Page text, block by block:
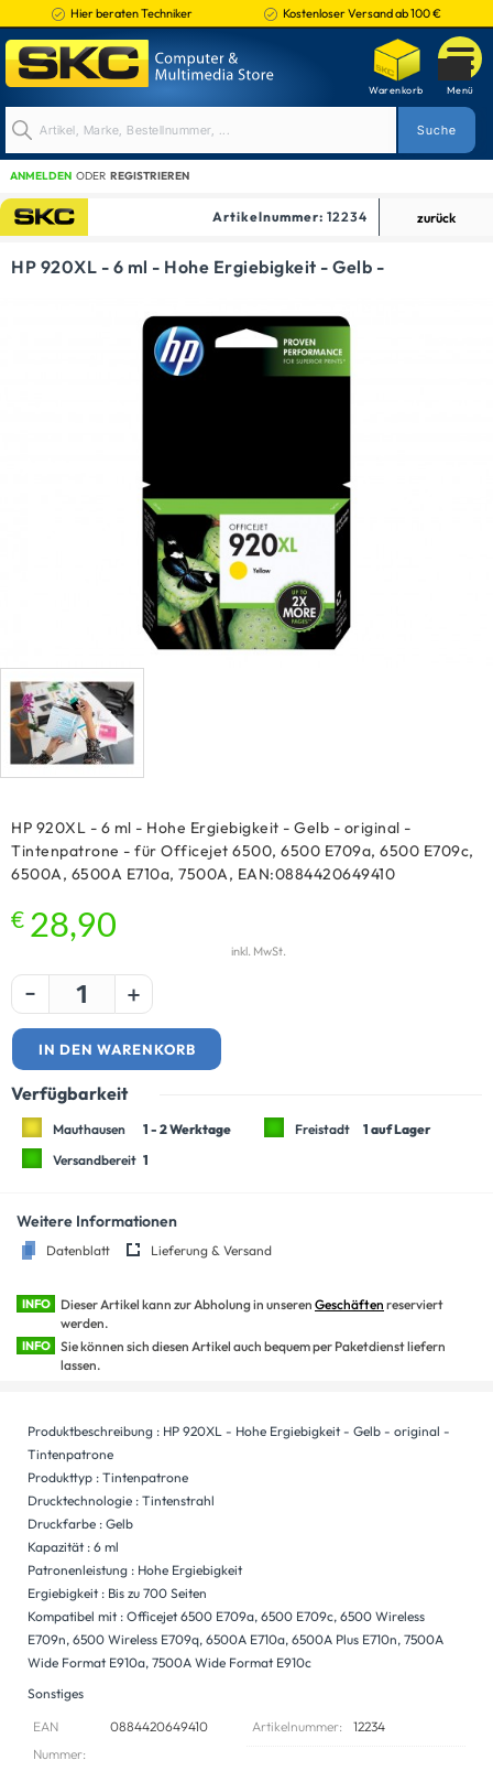
Hier beraten Techniker Kostenloser Versand ab 100 €
ANMELDEN ODER REGISTRIEREN
TINTENPATRONEN
Artikelnummer: 12234 zurück
HP 920XL - 6 ml - Hohe Ergiebigkeit - Gelb -
HP 920XL - 6 ml - Hohe Ergiebigkeit - Gelb - original -
Tintenpatrone - für Officejet 6500, 6500 E709a, 6500 E709c,
6500A, 6500A E710a, 7500A, EAN:0884420649410
€ 28,90
inkl. MwSt.
- +
IN DEN WARENKORB
Weitere Informationen
Datenblatt Lieferung & Versand
INFO Dieser Artikel kann zur Abholung in unseren Geschäften reserviert
werden.
INFO
Sie können sich diesen Artikel auch bequem per Paketdienst liefern
lassen.
Verfügbarkeit
Mauthausen 1 - 2 Werktage Freistadt
1 auf Lager
Versandbereit 1
Produktbeschreibung : HP 920XL - Hohe Ergiebigkeit - Gelb - original -
Tintenpatrone
Produkttyp : Tintenpatrone
Drucktechnologie : Tintenstrahl
Druckfarbe : Gelb
Kapazität : 6 ml
Patronenleistung : Hohe Ergiebigkeit
Ergiebigkeit : Bis zu 700 Seiten
Kompatibel mit : Officejet 6500 E709a, 6500 E709c, 6500 Wireless
E709n, 6500 Wireless E709q, 6500A E710a, 6500A Plus E710n, 7500A
Wide Format E910a, 7500A Wide Format E910c
Sonstiges
EAN
Nummer:
0884420649410 Artikelnummer: 12234